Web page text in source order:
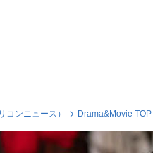
コンニュース） Drama&Movie TOP